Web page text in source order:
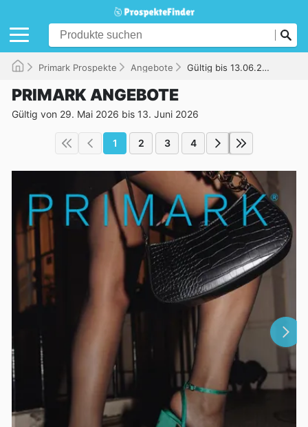
Primark Prospekte Angebote Gültig bis 13.06.2026
PRIMARK ANGEBOTE
Gültig von 29. Mai 2026 bis 13. Juni 2026
1 2 3 4